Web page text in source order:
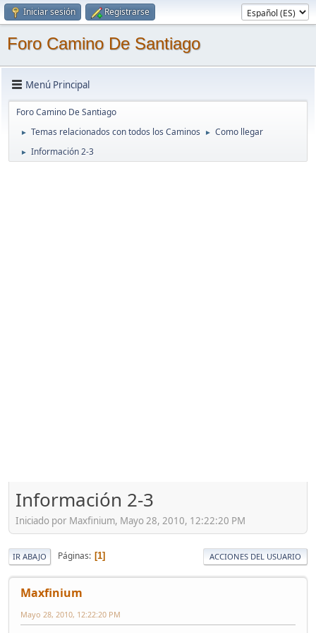
Iniciar sesión Registrarse
Foro Camino De Santiago
Menú Principal
Foro Camino De Santiago
► Temas relacionados con todos los Caminos ► Como llegar
► Información 2-3
Información 2-3
Iniciado por Maxfinium, Mayo 28, 2010, 12:22:20 PM
IR ABAJO Páginas 1 ACCIONES DEL USUARIO
Maxfinium
Mayo 28, 2010, 12:22:20 PM